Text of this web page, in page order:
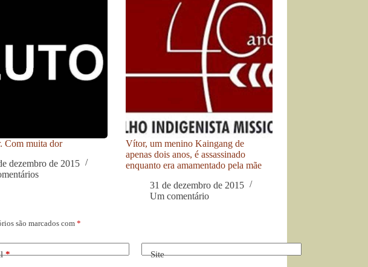
Com muita dor
dezembro de 2015
Vítor, um menino Kaingang de
apenas dois anos, é assassinado
enquanto era amamentado pela mãe
31 de dezembro de 2015
Um comentário
são marcados com*
* Site